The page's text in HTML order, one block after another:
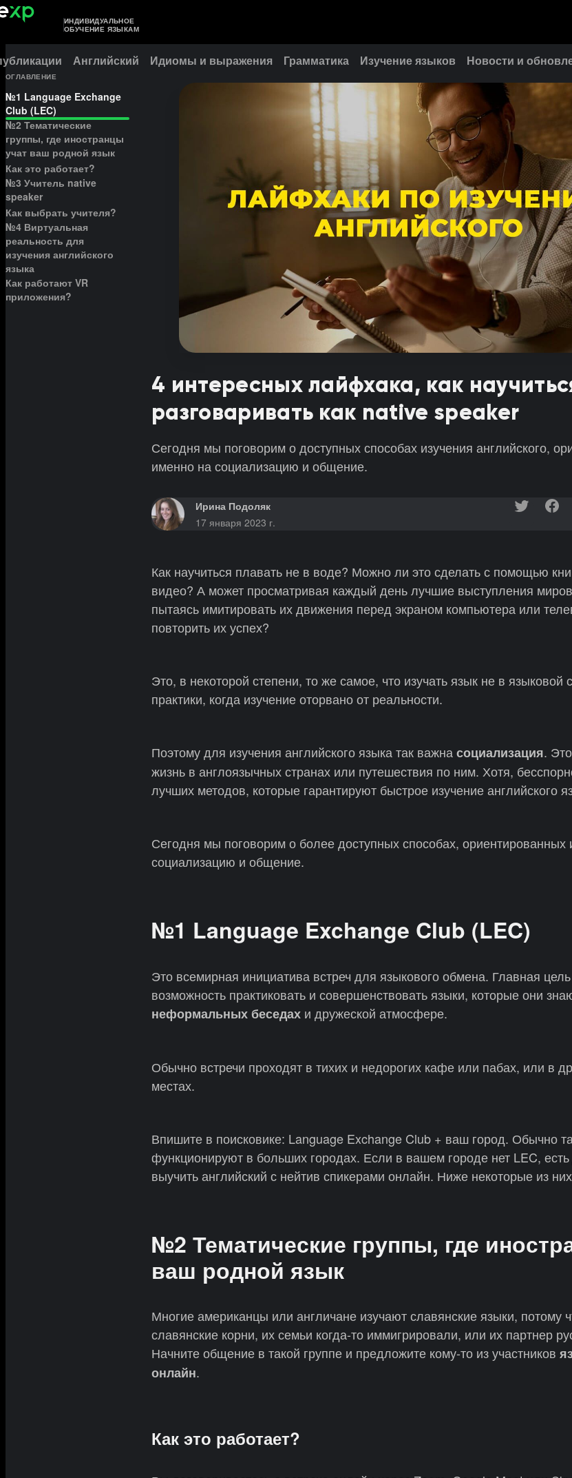
ИНДИВИДУАЛЬНОЕ
ОБУЧЕНИЕ ЯЗЫКАМ
Английский Идиомы и выражения Грамматика Изучение языков Новости и
4 интересных лайфхака, как
разговаривать как native speaker
Сегодня мы поговорим о доступных способах изучения английского,
именно на социализацию и общение.
Ирина Подоляк
17 января 2023 г.
ОГЛАВЛЕНИЕ
№1 Language Exchange
Club (LEC)
№2 Тематические
группы, где иностранцы
учат ваш родной язык
Как это работает?
№3 Учитель native
speaker
Как выбрать учителя?
№4 Виртуальная
реальность для
изучения английского
языка
Как работают VR
приложения?
Как научиться плавать не в воде? Можно ли это сделать с помощью
видео? А может просматривая каждый день лучшие выступления
пытаясь имитировать их движения перед экраном компьютера или
повторить их успех?
Это, в некоторой степени, то же самое, что изучать язык не в языковой
практики, когда изучение оторвано от реальности.
Поэтому для изучения английского языка так важна социализация.
жизнь в англоязычных странах или путешествия по ним. Хотя,
лучших методов, которые гарантируют быстрое изучение английского
Сегодня мы поговорим о более доступных способах, ориентированных
социализацию и общение.
№1 Language Exchange Club (LEC)
Это всемирная инициатива встреч для языкового обмена. Главная
возможность практиковать и совершенствовать языки, которые они
неформальных беседах и дружеской атмосфере.
Обычно встречи проходят в тихих и недорогих кафе или пабах, или в
местах.
Впишите в поисковике: Language Exchange Club + ваш город. Обычно
функционируют в больших городах. Если в вашем городе нет LEC, есть
выучить английский с нейтив спикерами онлайн. Ниже некоторые из
№2 Тематические группы, где
ваш родной язык
Многие американцы или англичане изучают славянские языки, потому
славянские корни, их семьи когда-то иммигрировали, или их партнер
Начните общение в такой группе и предложите кому-то из участников
онлайн.
Как это работает?